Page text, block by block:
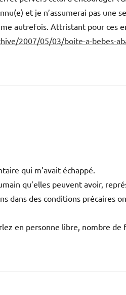
et je n’assumerai pas
autrefois. Attristant pour ces
2007/05/03/boite-a-bebes-
qui m’avait échappé.
qu’elles peuvent avoir,
dans des conditions précaires
en personne libre, nombre